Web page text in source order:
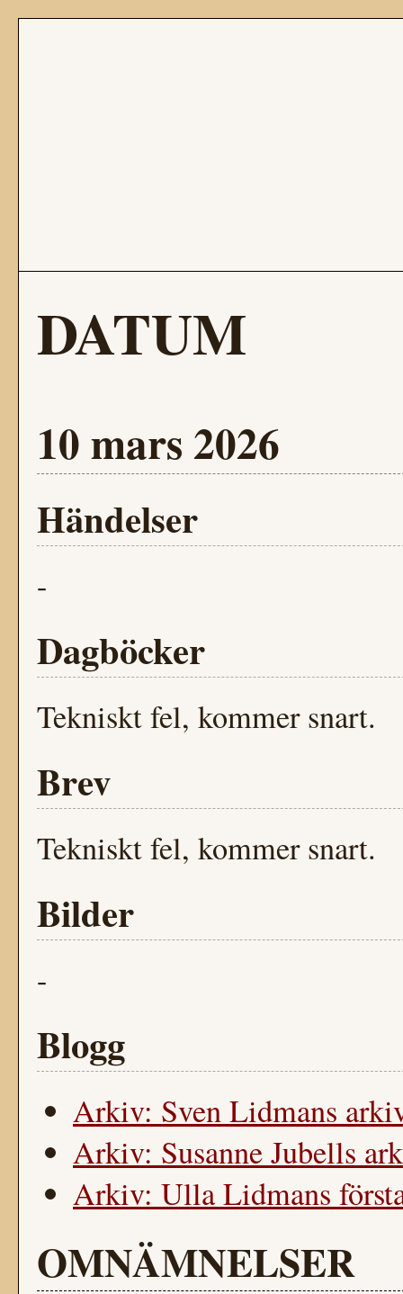
DATUM
10 mars 2026
Händelser
-
Dagböcker
Tekniskt fel, kommer snart.
Brev
Tekniskt fel, kommer snart.
Bilder
-
Blogg
Arkiv: Sven Lidmans
Arkiv: Susanne Jubells
Arkiv: Ulla Lidmans
OMNÄMNELSER